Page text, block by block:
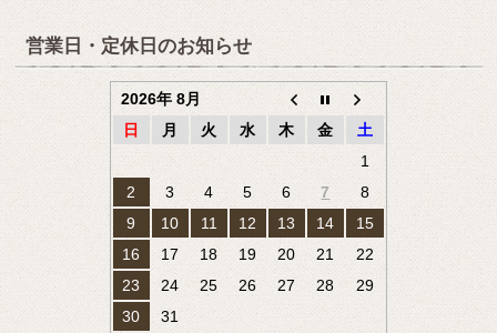
営業日・定休日のお知らせ
2026年 8月
日
月 火 水 木 金
土
1
2
3 4 5 6 7
8
9
10 11 12 13 14
15
16
17 18 19 20 21
22
23
24 25 26 27 28
29
30
31